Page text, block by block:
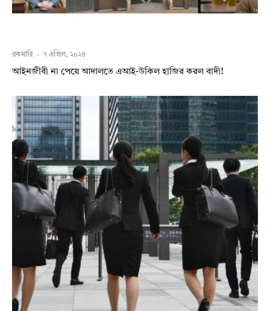
রকমারি · ৭ এপ্রিল, ২০২৫
আইনজীবী না পেয়ে আদালতে এআই-উকিল হাজির করল বাদী!